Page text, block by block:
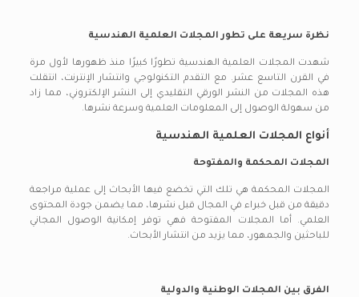
نظرة سريعة على تطور المجلات العلمية الهندسية
شهدت المجلات العلمية الهندسية تطورًا كبيرًا منذ ظهورها لأول مرة
في القرن التاسع عشر. مع التقدم التكنولوجي وانتشار الإنترنت، انتقلت
هذه المجلات من النشر الورقي التقليدي إلى النشر الإلكتروني، مما زاد
من سهولة الوصول إلى المعلومات العلمية وسرعة نشرها.
أنواع المجلات العلمية الهندسية
المجلات المحكمة والمفتوحة
المجلات المحكمة هي تلك التي تخضع فيها الأبحاث إلى عملية مراجعة
دقيقة من قبل خبراء في المجال قبل نشرها، مما يضمن جودة المحتوى
العلمي. أما المجلات المفتوحة فهي توفر إمكانية الوصول المجاني
للباحثين والجمهور، مما يزيد من انتشار الأبحاث.
الفرق بين المجلات الوطنية والدولية